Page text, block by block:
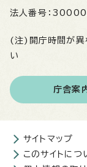
法人番号：
(注)開庁時間が異
い
庁舎案
サイトマップ
このサイトにつ